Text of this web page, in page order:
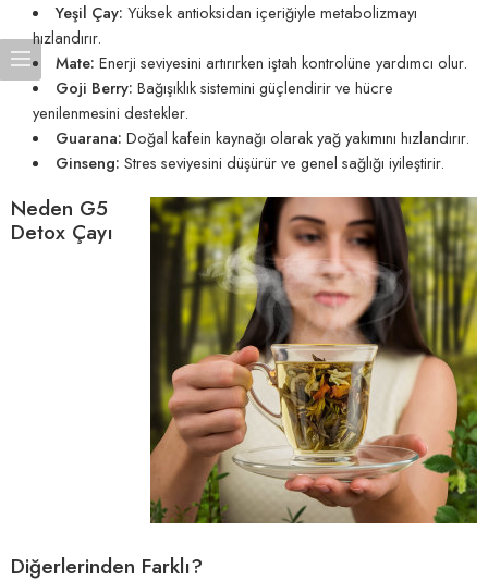
Yeşil Çay: Yüksek antioksidan içeriğiyle metabolizmayı
hızlandırır.
Mate: Enerji seviyesini artırırken iştah kontrolüne yardımcı olur.
Goji Berry: Bağışıklık sistemini güçlendirir ve hücre
yenilenmesini destekler.
Guarana: Doğal kafein kaynağı olarak yağ yakımını hızlandırır.
Ginseng: Stres seviyesini düşürür ve genel sağlığı iyileştirir.
Neden G5
Detox Çayı
Diğerlerinden Farklı?